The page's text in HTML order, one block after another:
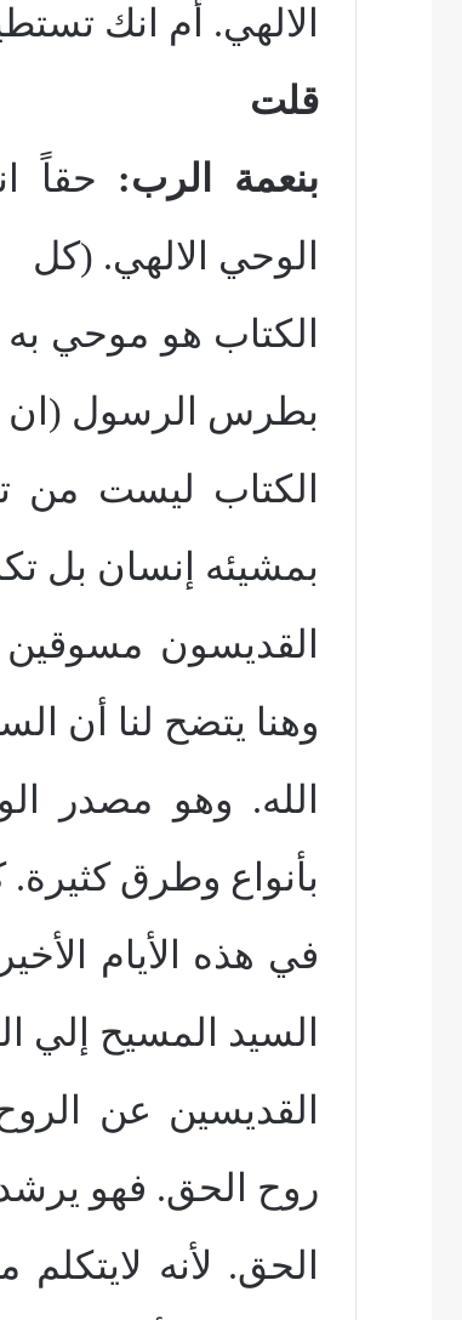
الالهي. أم انك
قلت
بنعمة الرب: حقاً
الوحي الالهي. (كل
بطرس الرسول (ان
الكتاب ليست من
بمشيئه إنسان بل
وهنا يتضح لنا أن
الله. وهو مصدر
بأنواع وطرق كثيرة.
السيد المسيح إلي
القديسين عن
روح الحق. فهو
الحق. لأنه